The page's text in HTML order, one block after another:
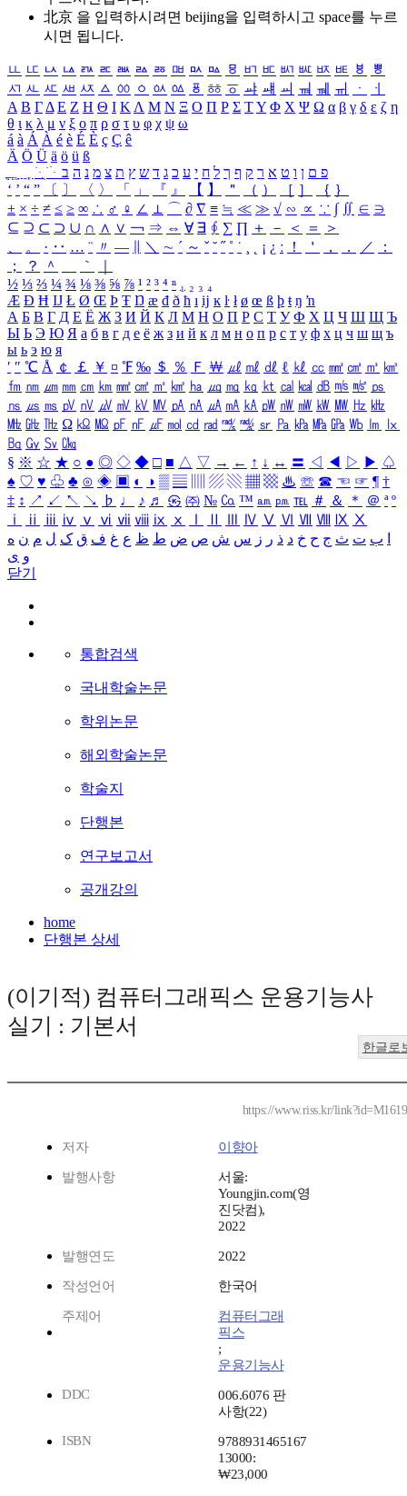
北京 을 입력하시려면 beijing을 입력하시고 space를 누르
시면 됩니다.
ㅥ ㅦ ㅧ ㅨ ㅩ ㅪ ㅫ ㅬ ㅭ ㅮ ㅯ ㅰ ㅱ ㅲ ㅳ ㅴ ㅵ ㅶ ㅷ ㅸ
ㅹ
ㅺ ㅻ ㅼ ㅽ ㅾ ㅿ ㆀ ㆁ ㆂ ㆃ ㆄ ㆅ ㆆ ㆇ ㆈ ㆉ ㆊ ㆋ ㆌ ㆍ
ㆎ
Α Β ΓΔ Ε Ζ Η Θ Ι ΚΛ Μ Ν Ξ Ο Π Ρ Σ ΤΥ Φ Χ Ψ Ω α β γ δ ε ζ η
θ ι κ λ μ ν ξ ο π ρ σ τ υ φ χ ψ ω
á à Á À é è É È ç Ç ê
Ä Ö Ü ä ö ü ß
ִֶֹ ֻּ ׁׂ פ ם ן ו ט א ר ק ף ך ל ח י ע כ ג ד ש ץ ת צ מ נ ה ב
‘ ’ “ ” 〔 〕 〈 〉 「 」 『 』 【 】 ＂ （ ） ［ ］ ｛ ｝
± × ÷ ≠ ≤ ≥ ∞ ∴ ♂ ♀ ∠ ⊥ ⌒ ∂ ∇ ≡ ≒ ≪ ≫ √ ∽ ∝ ∵ ∫ ∬ ∈ ∋
⊆ ⊇ ⊂ ⊃ ∪ ∩ ∧ ∨ ￢ ⇒ ⇔ ∀ ∃ ∮ ∑ ∏ ＋ － ＜ ＝
＞
、
。 · ‥ … ¨ 〃 ― ＼ ∼ ´ ～ ˇ ˘ ˝ ˚ ˙ ¸ ¡ ¿ ː ！ ＇ ， ． ／
：
；
？ ＾ ｀
½ ⅓ ⅔ ¼ ¾ ⅛ ⅜ ⅝ ⅞ ¹ ² ³ ⁴ ⁿ ₁ ₂ ₃ ₄
Æ Ð Ħ Ĳ Ł Ø Œ Þ Ŧ Ŋ æ đ ð ħ ı ĳ ĸ ŀ ł ø œ ß þ ŧ ŋ ŉ
А Б В Г Д Е Ё Ж З И Й К Л М Н О П Р С Т У Ф Х Ц Ч Ш Щ Ъ
Ы Ь Э Ю Я а б в г д е ё ж з и й к л м н о п р с т у ф х ц ч ш щ ъ
ы ь э ю я
′ ″ ℃ Å ￠ ￡ ￥ ¤ ℉ ‰ ＄ ％ Ｆ ￦ ㎕ ㎖ ㎗ ℓ ㎘ ㏄ ㎣ ㎤ ㎥ ㎦
㎙ ㎚ ㎛ ㎜ ㎝ ㎞ ㎟ ㎠ ㎡ ㎢ ㏊ ㎍ ㎎ ㎏ ㏏ ㎈ ㎉ ㏈ ㎧ ㎨ ㎰
㎱ ㎲ ㎳ ㎴ ㎵ ㎶ ㎷ ㎸ ㎹ ㎀ ㎁ ㎂ ㎃ ㎄ ㎺ ㎻ ㎽ ㎾ ㎿ ㎐ ㎑
㎒ ㎓ ㎔ Ω ㏀ ㏁ ㎊ ㎋ ㎌ ㏖ ㏅ ㎭ ㎮ ㎯ ㏛ ㎩ ㎪ ㎫ ㎬ ㏝ ㏐
㏓
㏃ ㏉ ㏜ ㏆
§ ※ ☆ ★ ○ ● ◎ ◇ ◆ □ ■ △ ▽ → ← ↑ ↓ ↔ 〓 ◁ ◀ ▷ ▶ ♤
♠ ♡ ♥ ♧ ♣ ⊙ ◈ ▣ ◐ ◑ ▒ ▤ ▨ ▧ ▦ ▩ ♨ ☏ ☎ ☜ ☞ ¶ †
‡ ↕ ↗ ↙ ↖ ↘ ♭ ♩ ♪ ♬ ㉿ ㈜ № ㏇ ™ ㏂ ㏘ ℡ ＃ ＆ ＊ ＠ ª º
ⅰ
ⅱ ⅲ ⅳ ⅴ ⅵ ⅶ ⅷ ⅸ ⅹ Ⅳ Ⅴ Ⅵ Ⅶ Ⅷ Ⅸ Ⅹ
ب ت ث ج ح خ د ذ ر ز س ش ص ض ط ظ ع غ ف ق ک ل م ن ه
و ی
닫기
통합검색
국내학술논문
학위논문
해외학술논문
학술지
단행본
연구보고서
공개강의
home
단행본 상세
(이기적) 컴퓨터그래픽스 운용기능사
실기 : 기본서
한글로
https://www.riss.kr/
저자 이향아
발행사항
서울:
Youngjin.com(영
진닷컴),
2022
발행연도 2022
작성언어 한국어
주제어
컴퓨터그래
픽스
;
운용기능사
DDC
006.6076 판
사항(22)
ISBN
9788931465167
13000:
₩23,000